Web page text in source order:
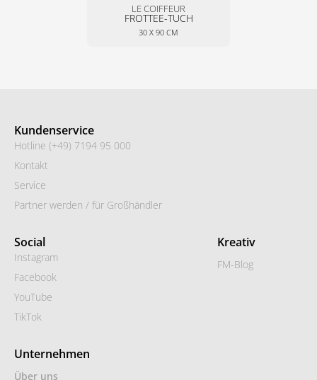
LE COIFFEUR
FROTTEE-TUCH
30 X 90 CM
Kundenservice
Hotline (+49) 7194 95 000
Kontakt
Service
Partner werden / für Großhändler
Social
Instagram
Facebook
YouTube
TikTok
Kreativ
FM-Blog
Unternehmen
Über uns